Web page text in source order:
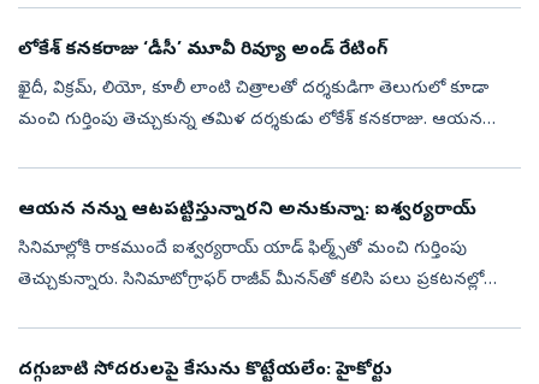
లోకేశ్‌ కనకరాజు ‘డీసీ’ మూవీ రివ్యూ అండ్‌ రేటింగ్‌
ఖైదీ, విక్రమ్‌, లియో, కూలీ లాంటి చిత్రాలతో దర్శకుడిగా తెలుగులో కూడా
మంచి గుర్తింపు తెచ్చుకున్న తమిళ దర్శకుడు లోకేశ్‌ కనకరాజు. ఆయన
ఆయన నన్ను ఆటపట్టిస్తున్నారని అనుకున్నా: ఐశ్వర్యరాయ్‌
సినిమాల్లోకి రాకముందే ఐశ్వర్యరాయ్‌ యాడ్‌ ఫిల్మ్స్‌తో మంచి గుర్తింపు
తెచ్చుకున్నారు. సినిమాటోగ్రాఫర్‌ రాజీవ్‌ మీనన్‌తో కలిసి పలు ప్రకటనల్లో
దగ్గుబాటి సోదరులపై కేసును కొట్టేయలేం: హైకోర్టు